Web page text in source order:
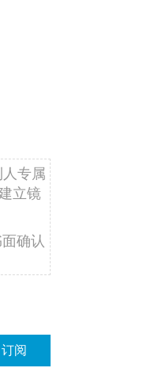
专属
立镜
面确认
订阅